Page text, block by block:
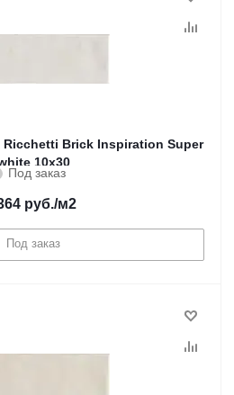
Ricchetti Brick Inspiration Super
10x30
Под заказ
руб./м2
Под заказ